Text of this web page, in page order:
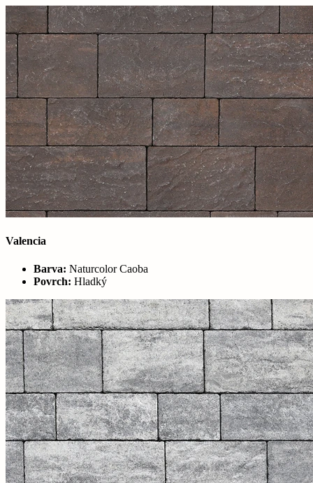
Valencia
Barva: Naturcolor Caoba
Povrch: Hladký